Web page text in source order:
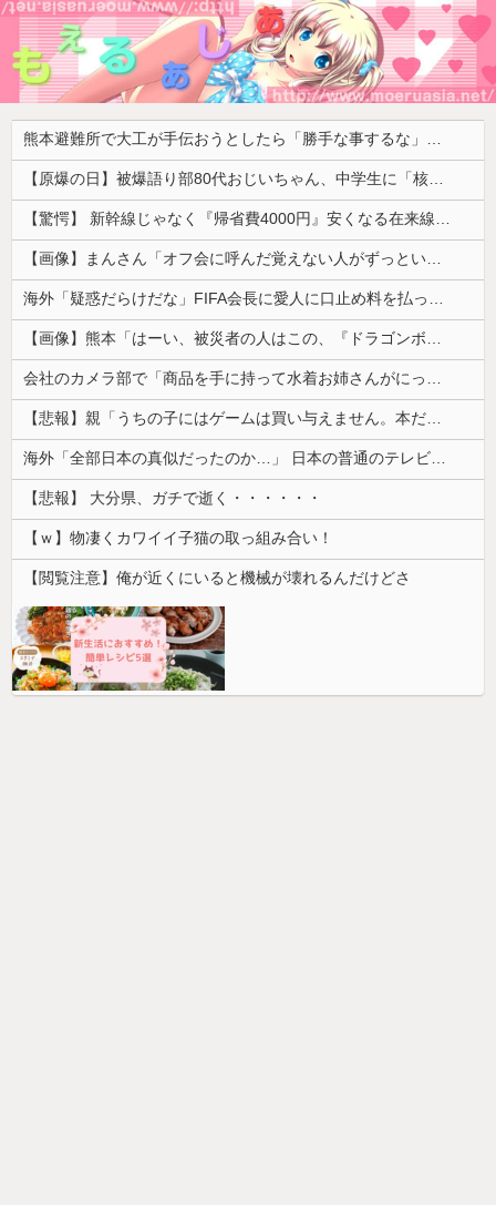
熊本避難所で大工が手伝おうとしたら「勝手な事するな」と行政側に止められた！との証言、内容があまりに胡散臭すぎた結果……
【原爆の日】被爆語り部80代おじいちゃん、中学生に「核を持たないで日本を守れますか？」「日本も原爆を持たないと負ける！」と言われ絶句 ………
【驚愕】 新幹線じゃなく『帰省費4000円』安くなる在来線で帰省した結果ｗｗｗｗｗ
【画像】まんさん「オフ会に呼んだ覚えない人がずっといたので晒すわ」（パシャ）
海外「疑惑だらけだな」FIFA会長に愛人に口止め料を払っていた疑惑（海外の反応）
【画像】熊本「はーい、被災者の人はこの、『ドラゴンボールの家』みたいな奴の中で過ごしてねー」
会社のカメラ部で「商品を手に持って水着お姉さんがにっこり」を撮影、だがお姉さんは素人アルバイトで親バレした結果……
【悲報】親「うちの子にはゲームは買い与えません。本だけで十分」→結果ｗｗｗ
海外「全部日本の真似だったのか…」 日本の普通のテレビ番組が最新SNSの数十年先を行っていたと話題に
【悲報】 大分県、ガチで逝く・・・・・・
【ｗ】物凄くカワイイ子猫の取っ組み合い！
【閲覧注意】俺が近くにいると機械が壊れるんだけどさ